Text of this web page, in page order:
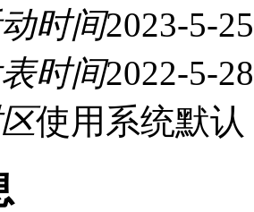
时间2023-5-
时间2022-5-
使用系统默认